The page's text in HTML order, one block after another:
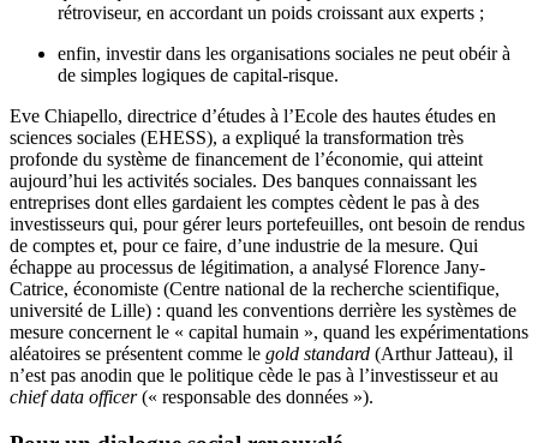
rétroviseur, en accordant un poids croissant aux experts ;
enfin, investir dans les organisations sociales ne peut obéir à
de simples logiques de capital-risque.
Eve Chiapello, directrice d’études à l’Ecole des hautes études en
sciences sociales (EHESS), a expliqué la transformation très
profonde du système de financement de l’économie, qui atteint
aujourd’hui les activités sociales. Des banques connaissant les
entreprises dont elles gardaient les comptes cèdent le pas à des
investisseurs qui, pour gérer leurs portefeuilles, ont besoin de rendus
de comptes et, pour ce faire, d’une industrie de la mesure. Qui
échappe au processus de légitimation, a analysé Florence Jany-
Catrice, économiste (Centre national de la recherche scientifique,
université de Lille) : quand les conventions derrière les systèmes de
mesure concernent le « capital humain », quand les expérimentations
aléatoires se présentent comme le gold standard (Arthur Jatteau), il
n’est pas anodin que le politique cède le pas à l’investisseur et au
chief data officer(« responsable des données »).